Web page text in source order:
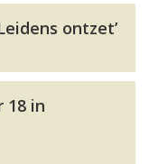
ontzet’
18 in